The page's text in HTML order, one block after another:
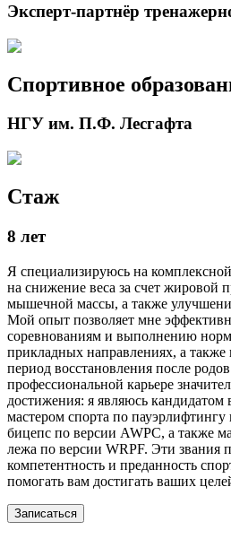
Эксперт-партнёр
Спортивное
НГУ им. П.Ф. Лесгафта
Стаж
8 лет
Я специализируюсь на
на снижение веса за счет жировой
мышечной массы, а также
Мой опыт позволяет мне
соревнованиям и выполнению
прикладных направлениях, а
период восстановления после
профессиональной карьере
достижения: я являюсь кандидатом
мастером спорта по
бицепс по версии AWPC, а также
лежа по версии WRPF. Эти звания
компетентность и преданность
помогать вам достигать ваших
Записаться